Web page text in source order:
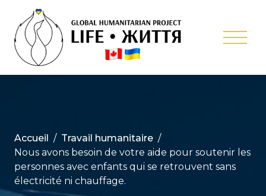
content
Projet
Accueil
Travail humanitaire
Nous avons besoin de votre aide pour soutenir les
personnes avec enfants qui se retrouvent sans
électricité ni chauffage.